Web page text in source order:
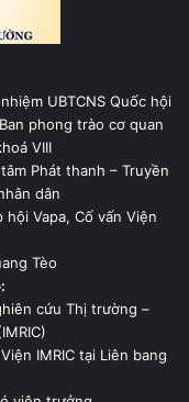
UBTCNS Quốc hội
phong trào cơ quan
VIII
Phát thanh – Truyền
dân
hội Vapa, Cố vấn Viện
Tèo
cứu Thị trường –
IMRIC tại Liên bang